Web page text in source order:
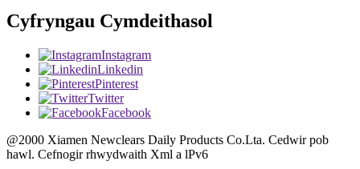
Cyfryngau Cymdeithasol
Instagram
Linkedin
Pinterest
Twitter
Facebook
@2000 Xiamen Newclears Daily Products Co.Lta. Cedwir pob
hawl. Cefnogir rhwydwaith Xml a lPv6